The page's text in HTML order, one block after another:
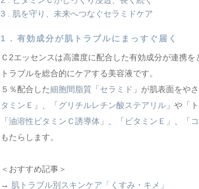
3 . 肌を守り、未来へつなぐセラミドケア
1 . 有効成分が肌トラブルにまっすぐ届く
Ｃ2エッセンスは高濃度に配合した有効成分が連携を
トラブルを総合的にケアする美容液です。
５％配合した細胞間脂質 「 セラミド 」が肌表面をや
タミンＥ 」、「 グリチルレチン酸ステアリル 」や「
「 油溶性ビタミンＣ誘導体 」、「 ビタミンＥ 」、「
もたらします。
＜おすすめ記事＞
→ 肌トラブル別スキンケア「くすみ・キメ」